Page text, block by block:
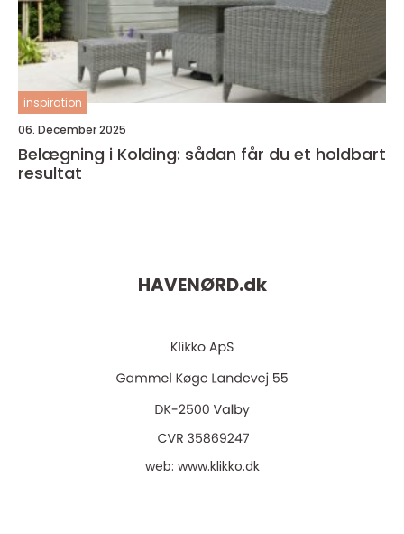
inspiration
06. December 2025
Belægning i Kolding: sådan får du et holdbart
resultat
HAVENØRD.dk
web: www.klikko.dk